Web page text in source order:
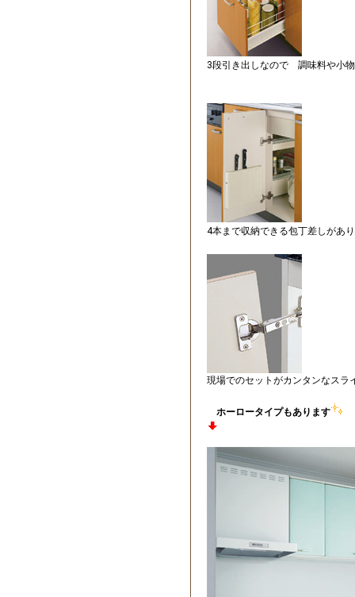
3段引き出しなので 調味料や小
4本まで収納できる包丁差しがあ
現場でのセットがカンタンなスラ
ホーロータイプもあります